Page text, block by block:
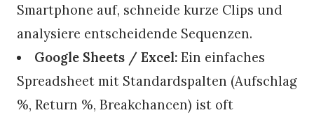
Smartphone auf, schneide kurze Clips und
analysiere entscheidende Sequenzen.
Google Sheets / Excel: Ein einfaches
Spreadsheet mit Standardspalten (Aufschlag
%, Return %, Breakchancen) ist oft